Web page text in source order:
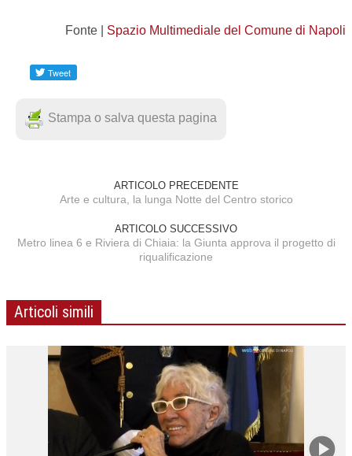
Fonte | Spazio Multimediale del Comune di Napoli
Stampa o salva questa pagina
ARTICOLO PRECEDENTE
Arte e cultura, la lunga Notte del Centro storico
ARTICOLO SUCCESSIVO
Metro linea 6 e Riviera di Chiaia: la Giunta approva il progetto di
riqualificazione
Articoli simili